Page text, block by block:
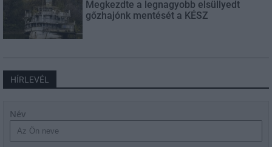
Megkezdte a legnagyobb elsüllyedt
gőzhajónk mentését a KÉSZ
HÍRLEVÉL
Név